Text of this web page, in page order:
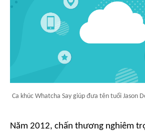
Ca khúc Whatcha Say giúp đưa tên tuổi Jason
Năm 2012, chấn thương nghiêm